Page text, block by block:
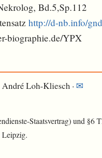
Bd.5,Sp.112
http://d-nb.info/
biographie.de/YPX
Loh-Kliesch · ✉︎
Staatsvertrag) und §6